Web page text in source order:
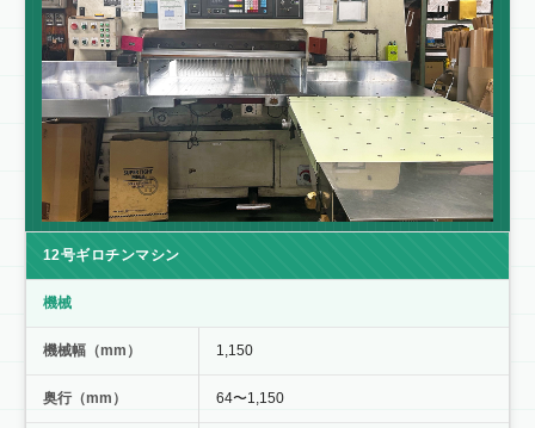
12号ギロチンマシン
機械
機械幅（mm） 1,150
奥行（mm） 64〜1,150